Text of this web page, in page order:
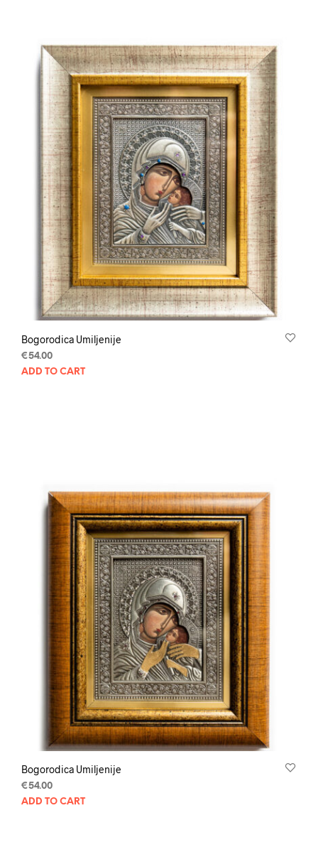
Bogorodica Umiljenije
€54.00
ADD TO CART
Bogorodica Umiljenije
€54.00
ADD TO CART